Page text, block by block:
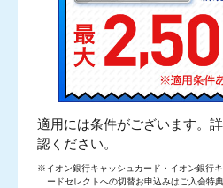
適用には条件がございます。
認ください。
※イオン銀行キャッシュカード・イオン銀行
ードセレクトへの切替お申込みはご入会特